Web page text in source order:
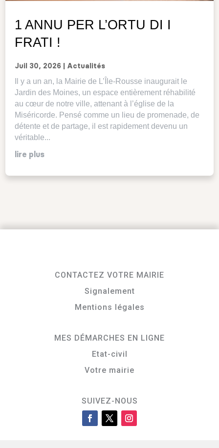
1 ANNU PER L’ORTU DI I
FRATI !
Juil 30, 2026 Actualités
Il y a un an, la Mairie de L’Île-Rousse inaugurait le
Jardin des Moines, un espace entièrement réhabilité
au cœur de notre ville, attenant à l’église de la
Miséricorde. Pensé comme un lieu de promenade, de
détente et de partage, il est rapidement devenu un
véritable...
lire plus
CONTACTEZ VOTRE MAIRIE
Signalement
Mentions légales
MES DÉMARCHES EN LIGNE
Etat-civil
Votre mairie
SUIVEZ-NOUS